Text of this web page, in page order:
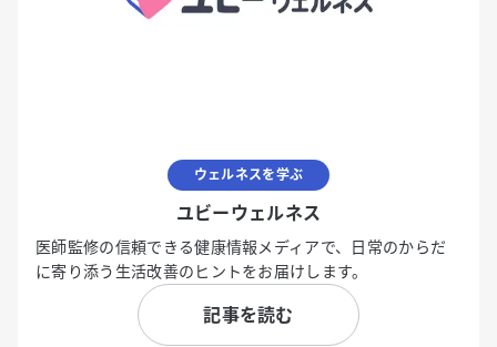
ウェルネスを学ぶ
ユビーウェルネス
医師監修の信頼できる健康情報メディアで、日常のからだ
に寄り添う生活改善のヒントをお届けします。
記事を読む